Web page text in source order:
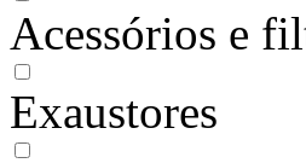
Acessórios e
Exaustores